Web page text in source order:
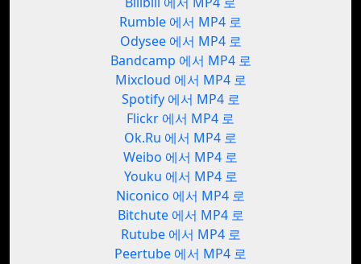
Rumble 에서 MP4 로
Odysee 에서 MP4 로
Bandcamp 에서 MP4 로
Mixcloud 에서 MP4 로
Spotify 에서 MP4 로
Flickr 에서 MP4 로
Ok.Ru 에서 MP4 로
Weibo 에서 MP4 로
Youku 에서 MP4 로
Niconico 에서 MP4 로
Bitchute 에서 MP4 로
Rutube 에서 MP4 로
Peertube 에서 MP4 로